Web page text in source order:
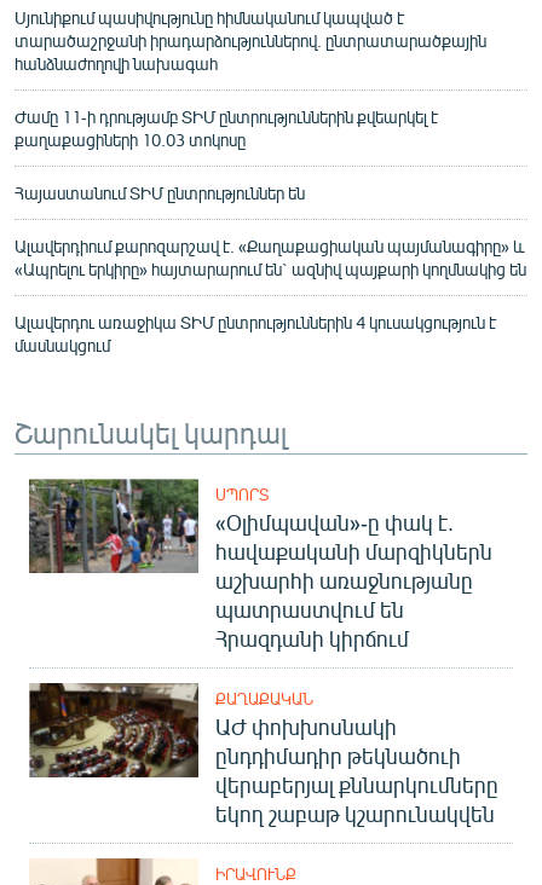
Սյունիքում պասիվությունը հիմնականում կապված է
տարածաշրջանի իրադարձություններով. ընտրատարածքային
հանձնաժողովի նախագահ
Ժամը 11-ի դրությամբ ՏԻՄ ընտրություններին քվեարկել է
քաղաքացիների 10.03 տոկոսը
Հայաստանում ՏԻՄ ընտրություններ են
Ալավերդիում քարոզարշավ է. «Քաղաքացիական պայմանագիրը» և
«Ապրելու երկիրը» հայտարարում են` ազնիվ պայքարի կողմնակից են
Ալավերդու առաջիկա ՏԻՄ ընտրություններին 4 կուսակցություն է
մասնակցում
Շարունակել կարդալ
ՍՊՈՐՏ
«Օլիմպավան»-ը փակ է.
հավաքականի մարզիկներն
աշխարհի առաջնությանը
պատրաստվում են
Հրազդանի կիրճում
ՔԱՂԱՔԱԿԱՆ
ԱԺ փոխխոսնակի
ընդդիմադիր թեկնածուի
վերաբերյալ քննարկումները
եկող շաբաթ կշարունակվեն
ԻՐԱՎՈՒՆՔ